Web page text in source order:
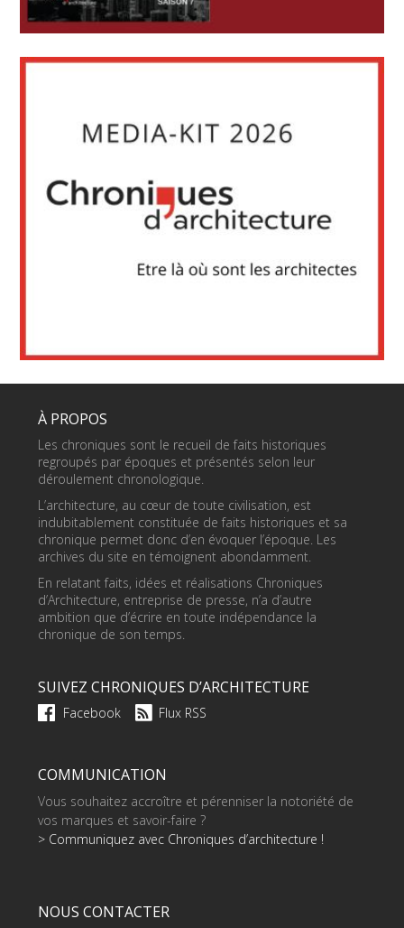
À PROPOS
Les chroniques sont le recueil de faits historiques
regroupés par époques et présentés selon leur
déroulement chronologique.
L’architecture, au cœur de toute civilisation, est
indubitablement constituée de faits historiques et sa
chronique permet donc d’en évoquer l’époque. Les
archives du site en témoignent abondamment.
En relatant faits, idées et réalisations Chroniques
d’Architecture, entreprise de presse, n’a d’autre
ambition que d’écrire en toute indépendance la
chronique de son temps.
SUIVEZ CHRONIQUES D’ARCHITECTURE
Facebook Flux RSS
COMMUNICATION
Vous souhaitez accroître et pérenniser la notoriété de
vos marques et savoir-faire ?
> Communiquez avec Chroniques d’architecture !
NOUS CONTACTER